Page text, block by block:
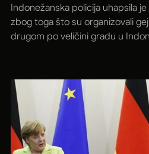
Indonežanska policija uhapsila
zbog toga što su organizovali
drugom po veličini gradu u